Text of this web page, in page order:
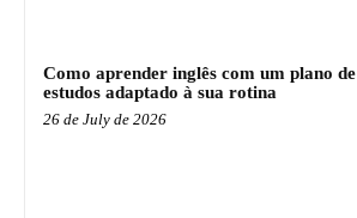
Como aprender inglês com um plano de
estudos adaptado à sua rotina
26 de July de 2026